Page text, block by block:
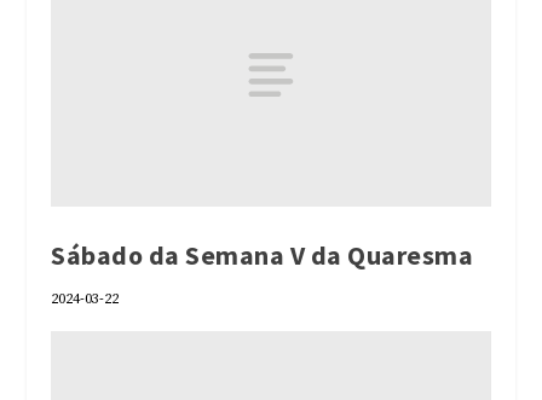
Sábado da Semana V da Quaresma
2024-03-22